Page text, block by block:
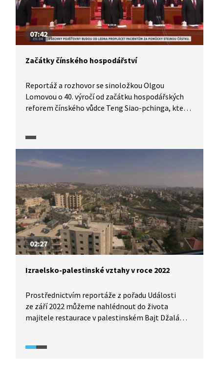
07:42
Začátky čínského hospodářství
Reportáž a rozhovor se sinoložkou Olgou
Lomovou o 40. výročí od začátku hospodářských
reforem čínského vůdce Teng Siao-pchinga, které
02:27
Izraelsko-palestinské vztahy v roce 2022
Prostřednictvím reportáže z pořadu Události
ze září 2022 můžeme nahlédnout do života
majitele restaurace v palestinském Bajt Džalá
druhá intifáda v letech 2000-2005. Zároveň